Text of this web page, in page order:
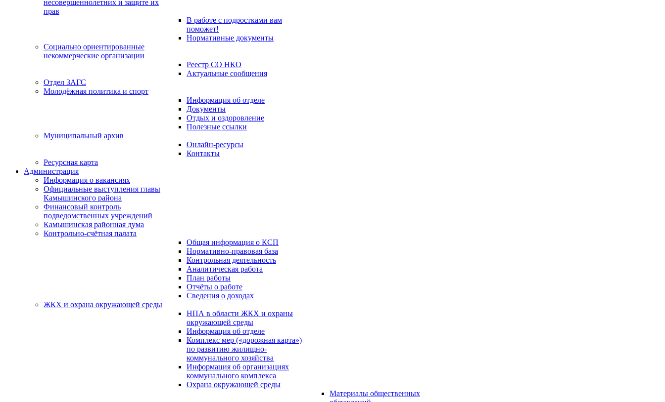
несовершеннолетних и защите их
прав
В работе с подростками вам
поможет!
Нормативные документы
Социально ориентированные
некоммерческие организации
Реестр СО НКО
Актуальные сообщения
Отдел ЗАГС
Молодёжная политика и спорт
Информация об отделе
Документы
Отдых и оздоровление
Полезные ссылки
Муниципальный архив
Онлайн-ресурсы
Контакты
Ресурсная карта
Администрация
Информация о вакансиях
Официальные выступления главы
Камышинского района
Финансовый контроль
подведомственных учреждений
Камышинская районная дума
Контрольно-счётная палата
Общая информация о КСП
Нормативно-правовая база
Контрольная деятельность
Аналитическая работа
План работы
Отчёты о работе
Сведения о доходах
ЖКХ и охрана окружающей среды
НПА в области ЖКХ и охраны
окружающей среды
Информация об отделе
Комплекс мер («дорожная карта»)
по развитию жилищно-
коммунального хозяйства
Информация об организациях
коммунального комплекса
Охрана окружающей среды
Материалы общественных